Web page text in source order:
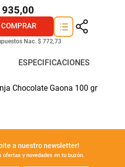
935,00
COMPRAR
Nac. $ 772,73
ESPECIFICACIONES
Chocolate Gaona 100 gr
a nuestro newsletter!
ofertas y novedades en tu buzón.